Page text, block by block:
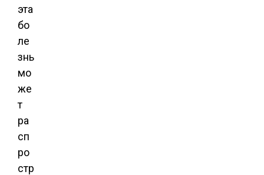
эта
бо
ле
знь
мо
же
т
ра
сп
ро
стр